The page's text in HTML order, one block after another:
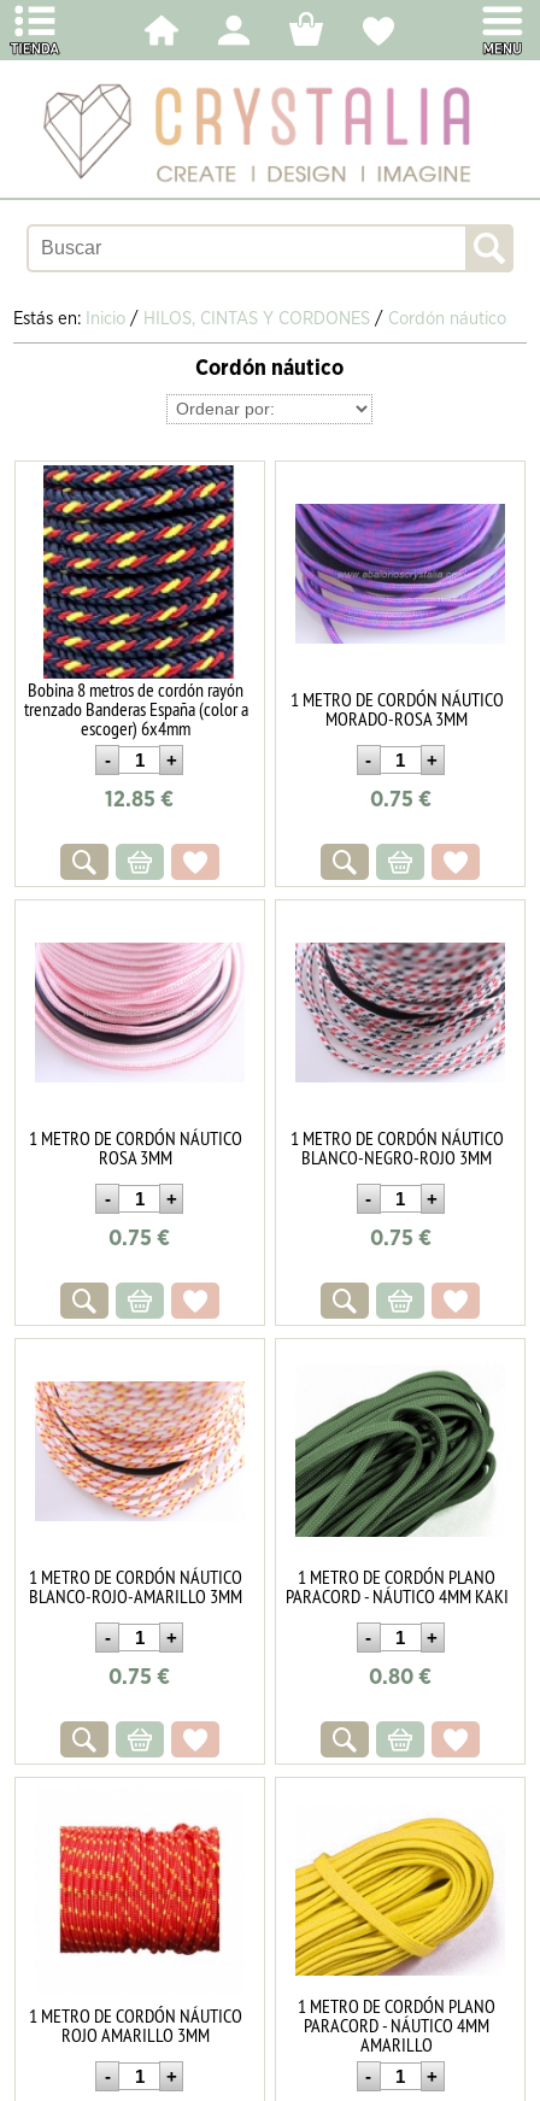
Estás en: Inicio / HILOS, CINTAS Y CORDONES / Cordón náutico
Cordón náutico
Bobina 8 metros de cordón rayón
trenzado Banderas España (color a
escoger) 6x4mm
12.85 €
1 METRO DE CORDÓN NÁUTICO
MORADO-ROSA 3MM
0.75 €
1 METRO DE CORDÓN NÁUTICO
ROSA 3MM
0.75 €
1 METRO DE CORDÓN NÁUTICO
BLANCO-NEGRO-ROJO 3MM
0.75 €
1 METRO DE CORDÓN NÁUTICO
BLANCO-ROJO-AMARILLO 3MM
0.75 €
1 METRO DE CORDÓN PLANO
PARACORD - NÁUTICO 4MM KAKI
0.80 €
1 METRO DE CORDÓN NÁUTICO
ROJO AMARILLO 3MM
1 METRO DE CORDÓN PLANO
PARACORD - NÁUTICO 4MM
AMARILLO